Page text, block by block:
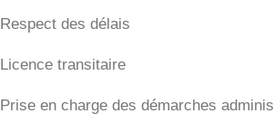
Respect des délais
Licence transitaire
Prise en charge des démarches